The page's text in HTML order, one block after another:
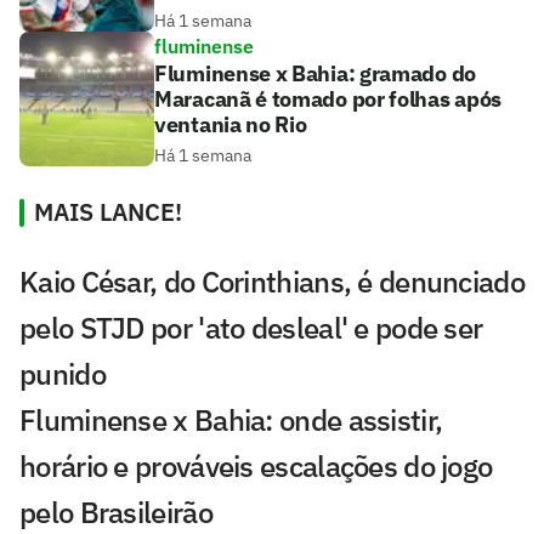
Há 1 semana
fluminense
Fluminense x Bahia: gramado do
Maracanã é tomado por folhas após
ventania no Rio
Há 1 semana
MAIS LANCE!
Kaio César, do Corinthians, é denunciado
pelo STJD por 'ato desleal' e pode ser
punido
Fluminense x Bahia: onde assistir,
horário e prováveis escalações do jogo
pelo Brasileirão